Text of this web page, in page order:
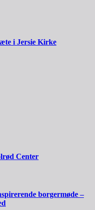
i Jersie Kirke
Center
borgermøde –